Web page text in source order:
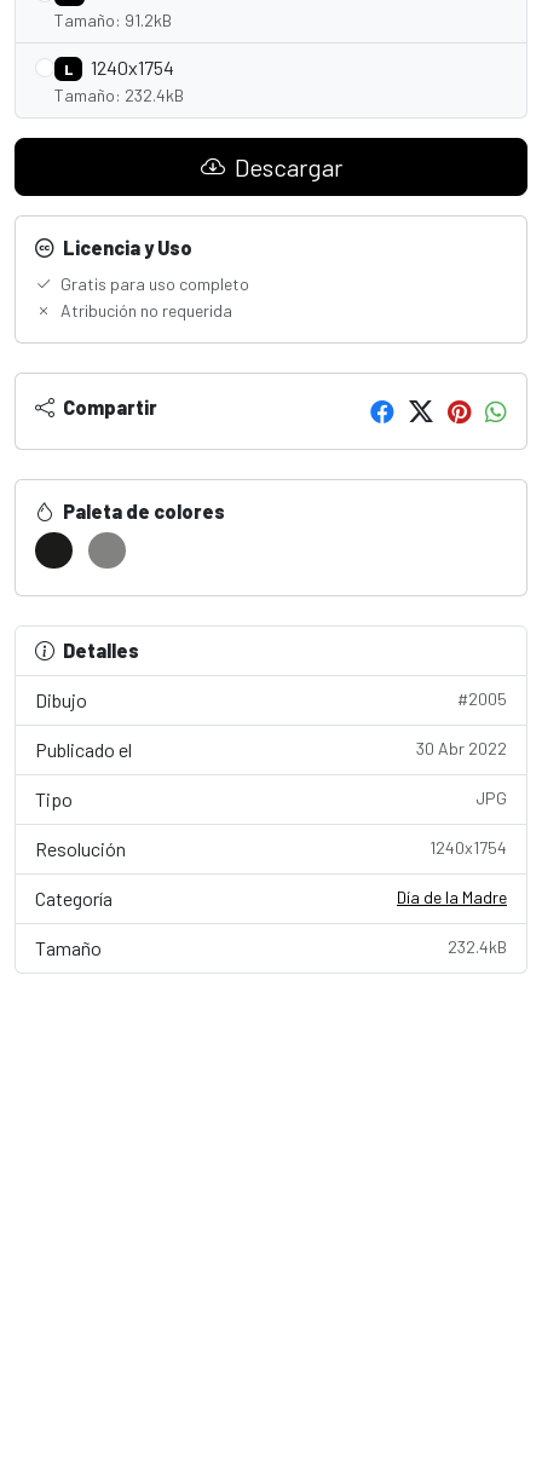
Tamaño: 91.2kB
L 1240x1754
Tamaño: 232.4kB
Descargar
Licencia y Uso
Gratis para uso completo
Atribución no requerida
Compartir
Paleta de colores
Detalles
Dibujo #2005
Publicado el 30 Abr 2022
Tipo JPG
Resolución 1240x1754
Categoría Día de la Madre
Tamaño 232.4kB